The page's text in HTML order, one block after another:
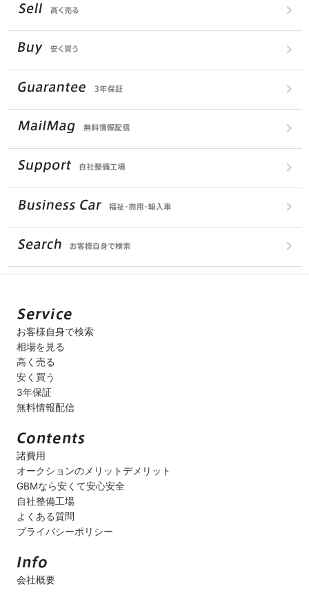
お客様自身で検索
相場を見る
高く売る
安く買う
3年保証
無料情報配信
諸費用
オークションのメリットデメリット
GBMなら安くて安心安全
自社整備工場
よくある質問
プライバシーポリシー
会社概要